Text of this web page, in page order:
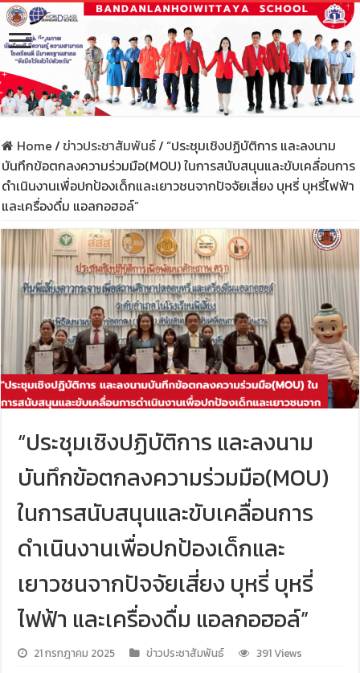
Home/ ข่าวประชาสัมพันธ์/“ประชุมเชิงปฏิบัติการ และลงนาม
บันทึกข้อตกลงความร่วมมือ(MOU) ในการสนับสนุนและขับเคลื่อนการ
ดำเนินงานเพื่อปกป้องเด็กและเยาวชนจากปัจจัยเสี่ยง บุหรี่ บุหรี่ไฟฟ้า
และเครื่องดื่ม แอลกอฮอล์”
“ประชุมเชิงปฏิบัติการ และลงนาม
บันทึกข้อตกลงความร่วมมือ(MOU)
ในการสนับสนุนและขับเคลื่อนการ
ดำเนินงานเพื่อปกป้องเด็กและ
เยาวชนจากปัจจัยเสี่ยง บุหรี่ บุหรี่
ไฟฟ้า และเครื่องดื่ม แอลกอฮอล์”
21 กรกฎาคม 2025 ข่าวประชาสัมพันธ์ 391 Views